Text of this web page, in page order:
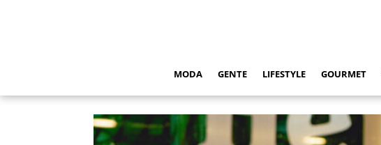
MODA GENTE LIFESTYLE GOURMET